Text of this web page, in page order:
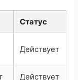
Статус
Действует
Действует